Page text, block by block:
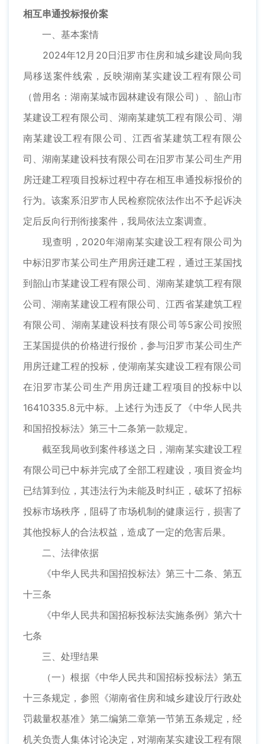
相互串通投标报价案
一、基本案情
2024年12月20日汨罗市住房和城乡建设局向我
局移送案件线索，反映湖南某实建设工程有限公司
（曾用名：湖南某城市园林建设有限公司）、韶山市
某建设工程有限公司、湖南某建筑工程有限公司、湖
南某建设工程有限公司、江西省某建筑工程有限公
司、湖南某建设科技有限公司在汨罗市某公司生产用
房迁建工程项目投标过程中存在相互串通投标报价的
行为。该案系汨罗市人民检察院依法作出不予起诉决
定后反向行刑衔接案件，我局依法立案调查。
现查明，2020年湖南某实建设工程有限公司为
中标汨罗市某公司生产用房迁建工程，通过王某国找
到韶山市某建设工程有限公司、湖南某建筑工程有限
公司、湖南某建设工程有限公司、江西省某建筑工程
有限公司、湖南某建设科技有限公司等5家公司按照
王某国提供的价格进行报价，参与汨罗市某公司生产
用房迁建工程的投标，使湖南某实建设工程有限公司
在汨罗市某公司生产用房迁建工程项目的投标中以
16410335.8元中标。上述行为违反了《中华人民共
和国招投标法》第三十二条第一款规定。
截至我局收到案件移送之日，湖南某实建设工程
有限公司已中标并完成了全部工程建设，项目资金均
已结算到位，其违法行为未能及时纠正，破坏了招标
投标市场秩序，阻碍了市场机制的健康运行，损害了
其他投标人的合法权益，造成了一定的危害后果。
二、法律依据
《中华人民共和国招投标法》第三十二条、第五
十三条
《中华人民共和国招标投标法实施条例》第六十
七条
三、处理结果
（一）根据《中华人民共和国招标投标法》第五
十三条规定，参照《湖南省住房和城乡建设厅行政处
罚裁量权基准》第二编第二章第一节第五条规定，经
机关负责人集体讨论决定，对湖南某实建设工程有限